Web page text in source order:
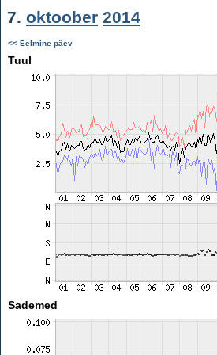
7. oktoober 2014
<< Eelmine päev
Tuul
Sademed